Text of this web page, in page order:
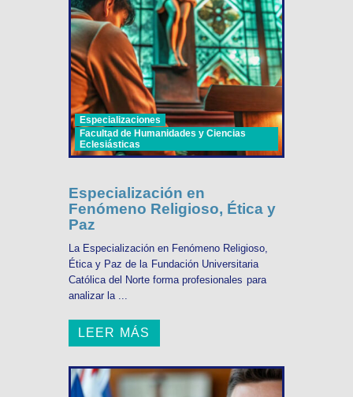
Especializaciones
Facultad de Humanidades y Ciencias
Eclesiásticas
Especialización en
Fenómeno Religioso, Ética y
Paz
La Especialización en Fenómeno Religioso,
Ética y Paz de la Fundación Universitaria
Católica del Norte forma profesionales para
analizar la ...
LEER MÁS